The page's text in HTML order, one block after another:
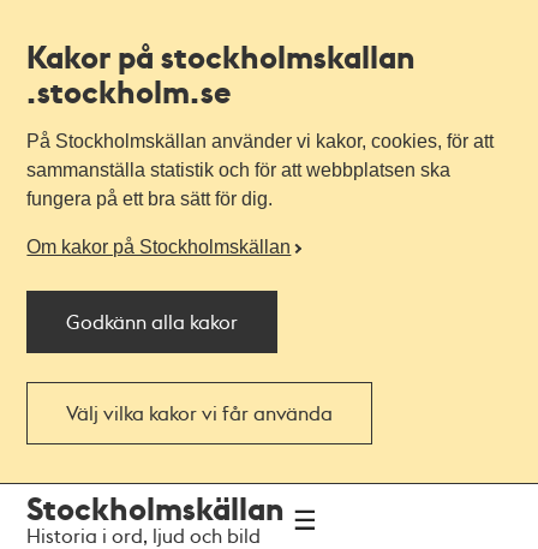
Kakor på stockholmskallan
.stockholm.se
På Stockholmskällan använder vi kakor, cookies, för att
sammanställa statistik och för att webbplatsen ska
fungera på ett bra sätt för dig.
Om kakor på Stockholmskällan
Godkänn alla kakor
Välj vilka kakor vi får använda
navigationen
huvudinnehållet
Stockholmskällan
Historia i ord, ljud och bild